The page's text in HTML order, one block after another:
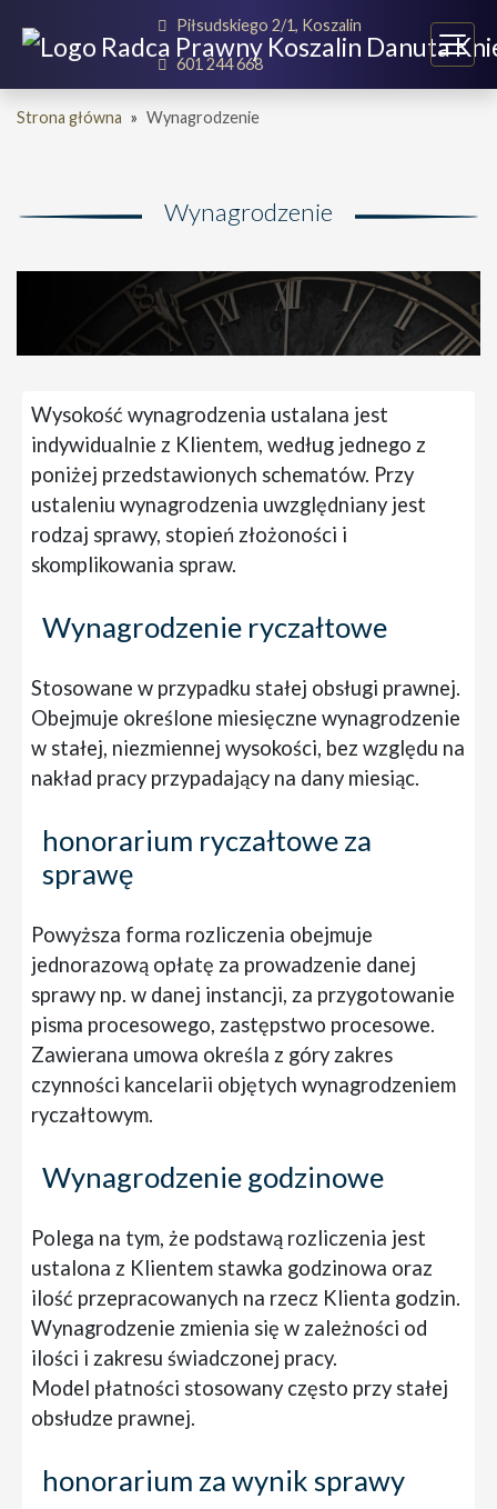
Piłsudskiego 2/1, Koszalin
601 244 668
Strona główna » Wynagrodzenie
Wynagrodzenie
Wysokość wynagrodzenia ustalana jest
indywidualnie z Klientem, według jednego z
poniżej przedstawionych schematów. Przy
ustaleniu wynagrodzenia uwzględniany jest
rodzaj sprawy, stopień złożoności i
skomplikowania spraw.
Wynagrodzenie ryczałtowe
Stosowane w przypadku stałej obsługi prawnej.
Obejmuje określone miesięczne wynagrodzenie
w stałej, niezmiennej wysokości, bez względu na
nakład pracy przypadający na dany miesiąc.
honorarium ryczałtowe za
sprawę
Powyższa forma rozliczenia obejmuje
jednorazową opłatę za prowadzenie danej
sprawy np. w danej instancji, za przygotowanie
pisma procesowego, zastępstwo procesowe.
Zawierana umowa określa z góry zakres
czynności kancelarii objętych wynagrodzeniem
ryczałtowym.
Wynagrodzenie godzinowe
Polega na tym, że podstawą rozliczenia jest
ustalona z Klientem stawka godzinowa oraz
ilość przepracowanych na rzecz Klienta godzin.
Wynagrodzenie zmienia się w zależności od
ilości i zakresu świadczonej pracy.
Model płatności stosowany często przy stałej
obsłudze prawnej.
honorarium za wynik sprawy